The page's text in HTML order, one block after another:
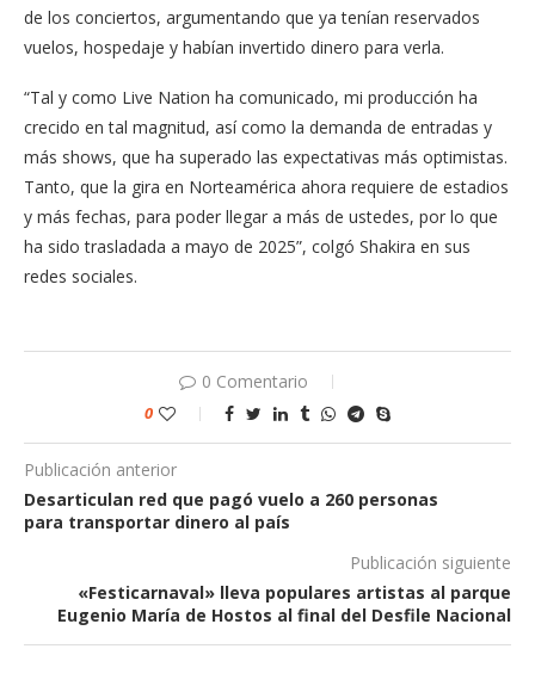
de los conciertos, argumentando que ya tenían reservados
vuelos, hospedaje y habían invertido dinero para verla.
“Tal y como Live Nation ha comunicado, mi producción ha
crecido en tal magnitud, así como la demanda de entradas y
más shows, que ha superado las expectativas más optimistas.
Tanto, que la gira en Norteamérica ahora requiere de estadios
y más fechas, para poder llegar a más de ustedes, por lo que
ha sido trasladada a mayo de 2025”, colgó Shakira en sus
redes sociales.
0 Comentario
0
Publicación anterior
Desarticulan red que pagó vuelo a 260 personas
para transportar dinero al país
Publicación siguiente
«Festicarnaval» lleva populares artistas al parque
Eugenio María de Hostos al final del Desfile Nacional